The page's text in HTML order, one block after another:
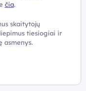
čia.
skaitytojų
tiesiogiai ir
asmenys.